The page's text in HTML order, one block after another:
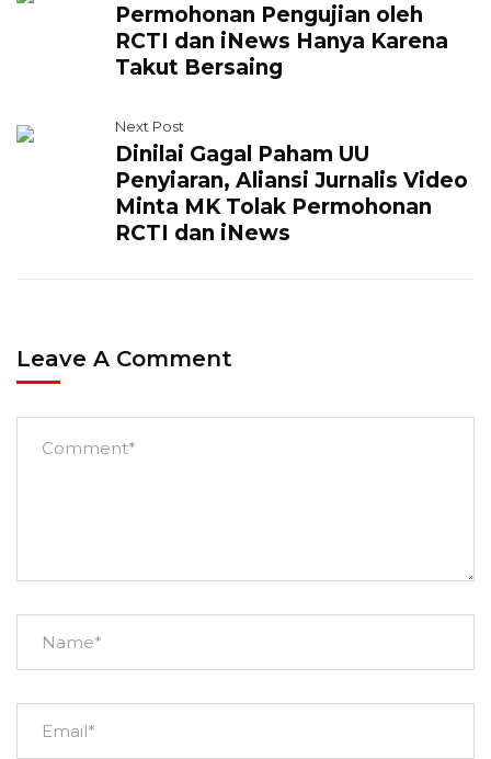
Permohonan Pengujian oleh
RCTI dan iNews Hanya Karena
Takut Bersaing
Next Post
Dinilai Gagal Paham UU
Penyiaran, Aliansi Jurnalis Video
Minta MK Tolak Permohonan
RCTI dan iNews
Leave A Comment